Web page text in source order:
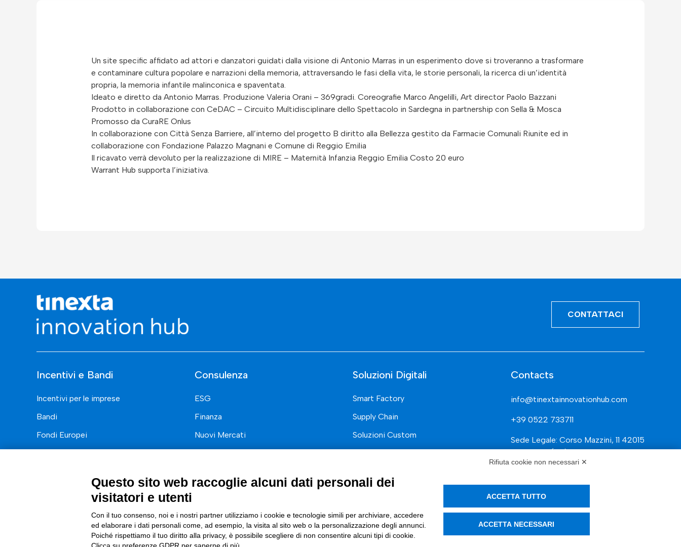
Un site specific affidato ad attori e danzatori guidati dalla visione di Antonio Marras in un esperimento dove si troveranno a trasformare
e contaminare cultura popolare e narrazioni della memoria, attraversando le fasi della vita, le storie personali, la ricerca di un’identità
propria, la memoria infantile malinconica e spaventata.
Ideato e diretto da Antonio Marras. Produzione Valeria Orani – 369gradi. Coreografie Marco Angelilli, Art director Paolo Bazzani
Prodotto in collaborazione con CeDAC – Circuito Multidisciplinare dello Spettacolo in Sardegna in partnership con Sella & Mosca
Promosso da CuraRE Onlus
In collaborazione con Città Senza Barriere, all’interno del progetto B diritto alla Bellezza gestito da Farmacie Comunali Riunite ed in
collaborazione con Fondazione Palazzo Magnani e Comune di Reggio Emilia
Il ricavato verrà devoluto per la realizzazione di MIRE – Maternità Infanzia Reggio Emilia Costo 20 euro
Warrant Hub supporta l’iniziativa.
CONTATTACI
Incentivi e Bandi
Incentivi per le imprese
Bandi
Fondi Europei
Consulenza
ESG
Finanza
Nuovi Mercati
Data & BI
Compliance Normativa Integrata
Soluzioni Digitali
Smart Factory
Supply Chain
Soluzioni Custom
Contacts
info@tinextainnovationhub.com
+39 0522 733711
Sede Legale: Corso Mazzini, 11 42015
Correggio (RE)
Privacy Policy
Società Trasparente
Rifiuta cookie non necessari ✕
Questo sito web raccoglie alcuni dati personali dei
visitatori e utenti
Con il tuo consenso, noi e i nostri partner utilizziamo i cookie e tecnologie simili per archiviare, accedere
ed elaborare i dati personali come, ad esempio, la visita al sito web o la personalizzazione degli annunci.
Poiché rispettiamo il tuo diritto alla privacy, è possibile scegliere di non consentire alcuni tipi di cookie.
ACCETTA TUTTO
ACCETTA NECESSARI